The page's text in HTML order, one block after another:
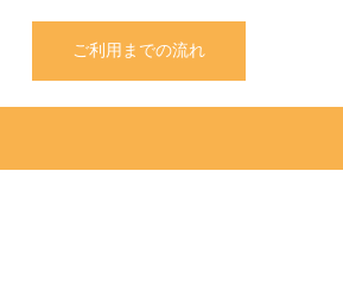
ご利用までの流れ